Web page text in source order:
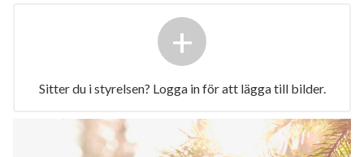
+
Sitter du i styrelsen? Logga in för att lägga till bilder.